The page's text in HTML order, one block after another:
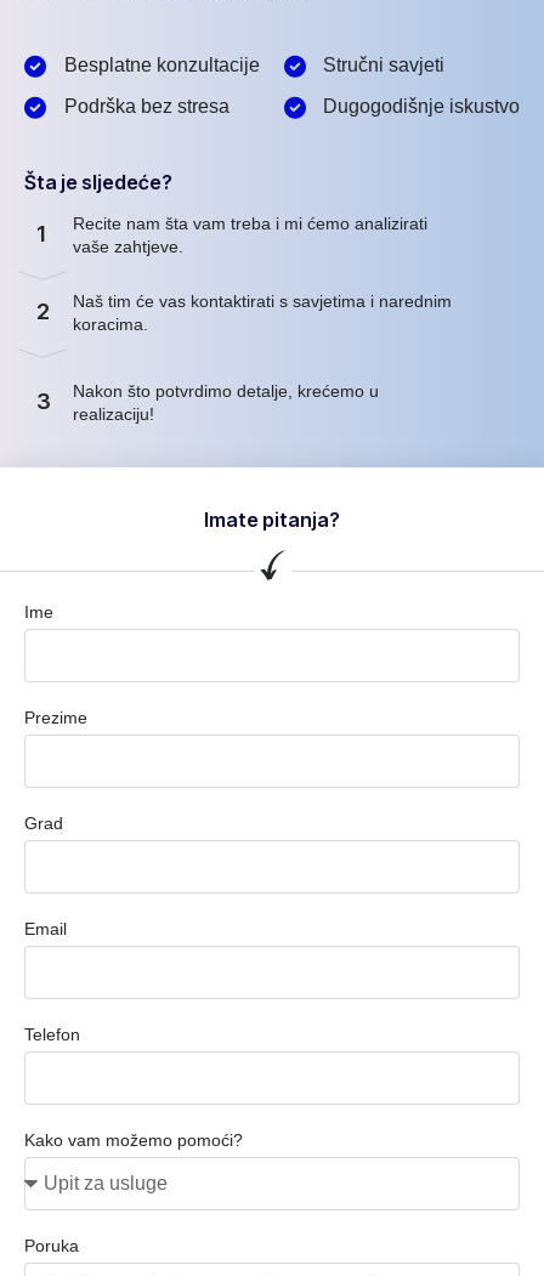
Besplatne konzultacije
Podrška bez stresa
Stručni savjeti
Dugogodišnje iskustvo
Šta je sljedeće?
1
Recite nam šta vam treba i mi ćemo analizirati
vaše zahtjeve.
2
Naš tim će vas kontaktirati s savjetima i narednim
koracima.
3
Nakon što potvrdimo detalje, krećemo u
realizaciju!
Imate pitanja?
Ime
Prezime
Grad
Email
Telefon
Kako vam možemo pomoći?
Poruka